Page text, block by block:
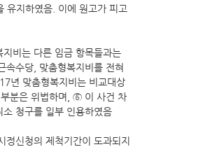
유지하였음. 이에 원고가 피고
비는 다른 임금 항목들과는
수당, 맞춤형복지비를 전혀
년 맞춤형복지비는 비교대상
분은 위법하며, ⑤ 이 사건 차
청구를 일부 인용하였음
신청의 제척기간이 도과되지